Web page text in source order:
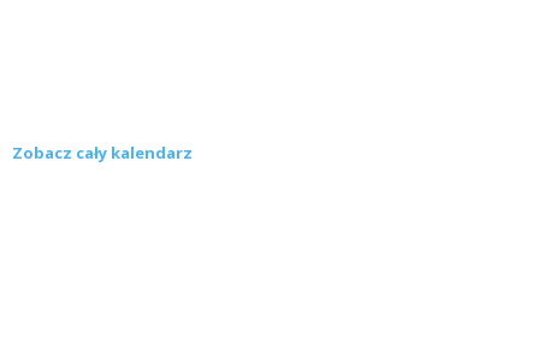
Zobacz cały kalendarz